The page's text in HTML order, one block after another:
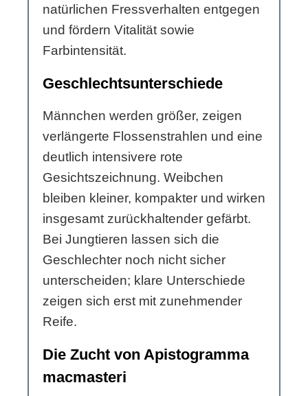
natürlichen Fressverhalten entgegen
und fördern Vitalität sowie
Farbintensität.
Geschlechtsunterschiede
Männchen werden größer, zeigen
verlängerte Flossenstrahlen und eine
deutlich intensivere rote
Gesichtszeichnung. Weibchen
bleiben kleiner, kompakter und wirken
insgesamt zurückhaltender gefärbt.
Bei Jungtieren lassen sich die
Geschlechter noch nicht sicher
unterscheiden; klare Unterschiede
zeigen sich erst mit zunehmender
Reife.
Die Zucht von Apistogramma
macmasteri